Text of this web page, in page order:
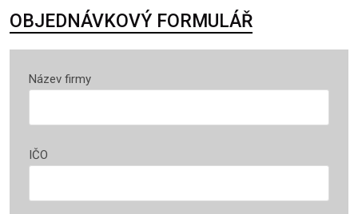
OBJEDNÁVKOVÝ FORMULÁŘ
Název firmy
IČO